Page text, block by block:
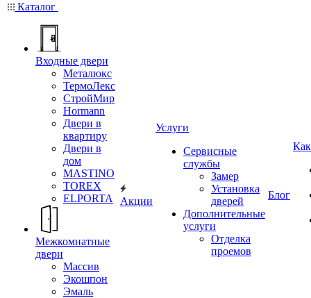
Каталог
Входные двери
Металюкс
ТермоЛекс
СтройМир
Hormann
Двери в
квартиру
Двери в
дом
MASTINO
TOREX
ELPORTA
Межкомнатные
двери
Массив
Экошпон
Эмаль
Акции
Услуги
Сервисные
службы
Замер
Установка
дверей
Дополнительные
услуги
Отделка
проемов
Блог